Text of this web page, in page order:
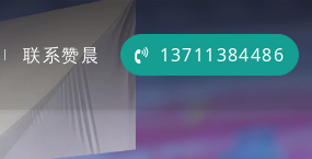
联系赞晨 13711384486